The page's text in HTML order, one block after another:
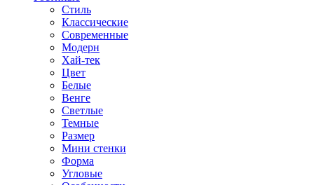
Стиль
Классические
Современные
Модерн
Хай-тек
Цвет
Белые
Венге
Светлые
Темные
Размер
Мини стенки
Форма
Угловые